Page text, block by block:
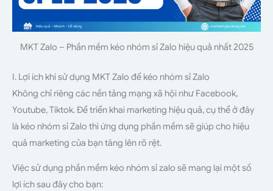
MKT Zalo – Phần mềm kéo nhóm sỉ Zalo hiệu quả nhất 2025
I. Lợi ích khi sử dụng MKT Zalo để kéo nhóm sỉ Zalo
Không chỉ riêng các nền tảng mạng xã hội như Facebook,
Youtube, Tiktok. Để triển khai marketing hiệu quả, cụ thể ở đây
là kéo nhóm sỉ Zalo thì ứng dụng phần mềm sẽ giúp cho hiệu
quả marketing của bạn tăng lên rõ rệt.
Việc sử dụng phần mềm kéo nhóm sỉ zalo sẽ mang lại một số
lợi ích sau đây cho bạn: